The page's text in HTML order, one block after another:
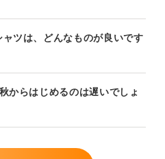
ツは、どんなものが良いです
からはじめるのは遅いでしょ